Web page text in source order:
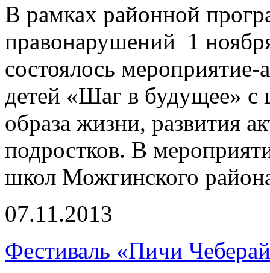
В рамках районной
правонарушений 1
состоялось
детей «Шаг в будущее» с
образа жизни, развития
подростков. В
школ Можгинского
07.11.2013
Фестиваль «Пичи